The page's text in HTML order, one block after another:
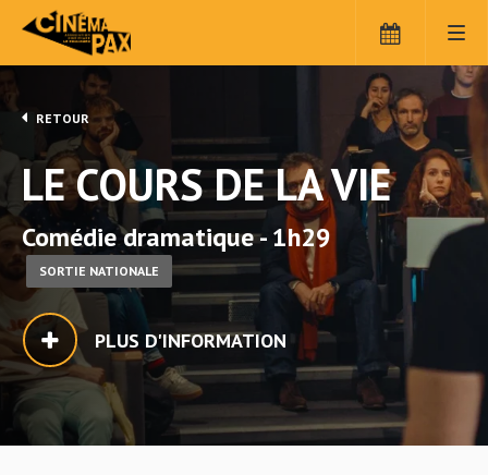
RETOUR
LE COURS DE LA VIE
Comédie dramatique - 1h29
SORTIE NATIONALE
PLUS D'INFORMATION